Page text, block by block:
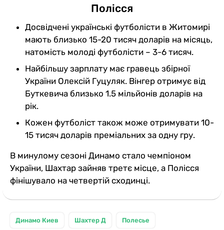
Полісся
Досвідчені українські футболісти в Житомирі
мають близько 15-20 тисяч доларів на місяць,
натомість молоді футболісти – 3-6 тисяч.
Найбільшу зарплату має гравець збірної
України Олексій Гуцуляк. Вінгер отримує від
Буткевича близько 1.5 мільйонів доларів на
рік.
Кожен футболіст також може отримувати 10-
15 тисяч доларів преміальних за одну гру.
В минулому сезоні Динамо стало чемпіоном
України, Шахтар зайняв третє місце, а Полісся
фінішувало на четвертій сходинці.
Динамо Киев Шахтер Д Полесье